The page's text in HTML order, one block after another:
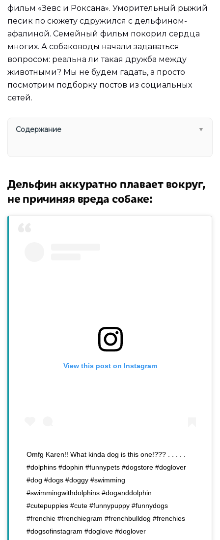
фильм «Зевс и Роксана». Уморительный рыжий
песик по сюжету сдружился с дельфином-
афалиной. Семейный фильм покорил сердца
многих. А собаководы начали задаваться
вопросом: реальна ли такая дружба между
животными? Мы не будем гадать, а просто
посмотрим подборку постов из социальных
сетей.
Содержание ▼
Дельфин аккуратно плавает вокруг,
не причиняя вреда собаке:
View this post on Instagram
Omfg Karen!! What kinda dog is this one!??? . . . . .
#dolphins #dophin #funnypets #dogstore #doglover
#dog #dogs #doggy #swimming
#swimmingwithdolphins #doganddolphin
#cutepuppies #cute #funnypuppy #funnydogs
#frenchie #frenchiegram #frenchbulldog #frenchies
#dogsofinstagram #doglove #doglover